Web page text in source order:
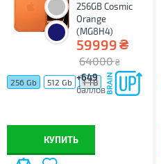
256GB Cosmic
Orange
(MG8H4)
59999₴
64000 ₴
+649
баллов
256 Gb 512 Gb 1 TB
КУПИТЬ